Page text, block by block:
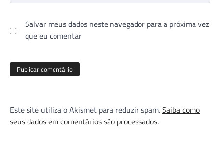
Salvar meus dados neste navegador para a próxima vez
que eu comentar.
Este site utiliza o Akismet para reduzir spam.Saiba como
seus dados em comentários são processados.